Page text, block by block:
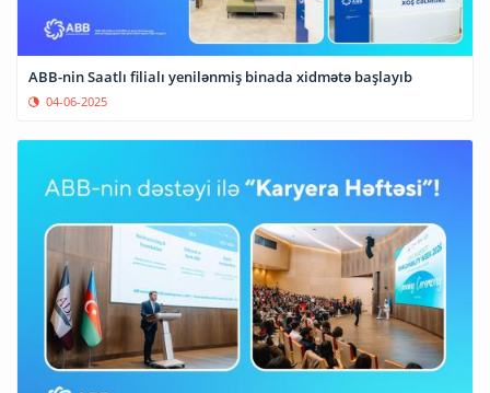
ABB-nin Saatlı filialı yenilənmiş binada xidmətə başlayıb
04-06-2025